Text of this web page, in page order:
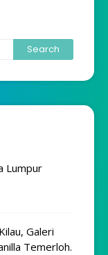
Lumpur
Galeri
Temerloh.